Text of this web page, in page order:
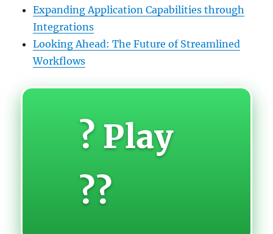
Expanding Application Capabilities through
Integrations
Looking Ahead: The Future of Streamlined
Workflows
? Play
??